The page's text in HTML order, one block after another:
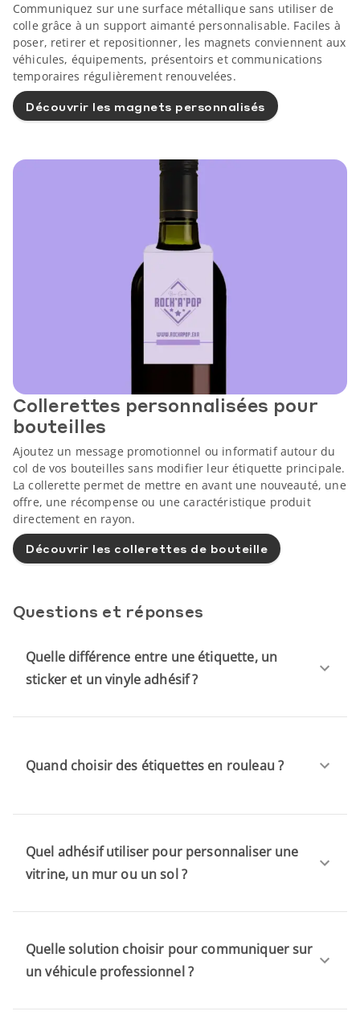
Communiquez sur une surface métallique sans utiliser de
colle grâce à un support aimanté personnalisable. Faciles à
poser, retirer et repositionner, les magnets conviennent aux
véhicules, équipements, présentoirs et communications
temporaires régulièrement renouvelées.
Découvrir les magnets personnalisés
Collerettes personnalisées pour
bouteilles
Ajoutez un message promotionnel ou informatif autour du
col de vos bouteilles sans modifier leur étiquette principale.
La collerette permet de mettre en avant une nouveauté, une
offre, une récompense ou une caractéristique produit
directement en rayon.
Découvrir les collerettes de bouteille
Questions et réponses
Quelle différence entre une étiquette, un
sticker et un vinyle adhésif ?
Quand choisir des étiquettes en rouleau ?
Quel adhésif utiliser pour personnaliser une
vitrine, un mur ou un sol ?
Quelle solution choisir pour communiquer sur
un véhicule professionnel ?